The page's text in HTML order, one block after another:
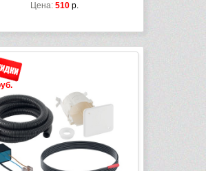
Цена: 510 р.